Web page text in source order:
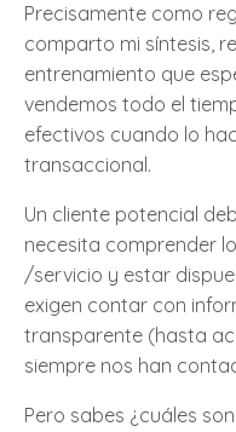
Precisamente como
comparto mi síntesis,
entrenamiento que
vendemos todo el
efectivos cuando lo
transaccional.
Un cliente potencial
necesita comprender
/servicio y estar
exigen contar con
transparente (hasta
siempre nos han
Pero sabes ¿cuáles